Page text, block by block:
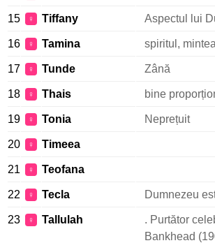
15 ♀ Tiffany Aspectul lui
16 ♀ Tamina spiritul, mintea
17 ♀ Tunde Zână
18 ♀ Thais bine
19 ♀ Tonia Neprețuit
20 ♀ Timeea
21 ♀ Teofana
22 ♀ Tecla Dumnezeu
23 ♀ Tallulah
. Purtător
Bankhead